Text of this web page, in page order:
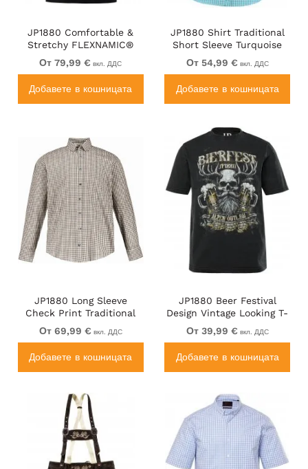
JP1880 Comfortable &
Stretchy FLEXNAMIC®
Light Jacket Black
От 79,99 € вкл. ДДС
Добавете в кошницата
JP1880 Shirt Traditional
Short Sleeve Turquoise
От 54,99 € вкл. ДДС
Добавете в кошницата
JP1880 Long Sleeve
Check Print Traditional
Shirt Brown
От 69,99 € вкл. ДДС
Добавете в кошницата
JP1880 Beer Festival
Design Vintage Looking T-
Shirt Black
От 39,99 € вкл. ДДС
Добавете в кошницата